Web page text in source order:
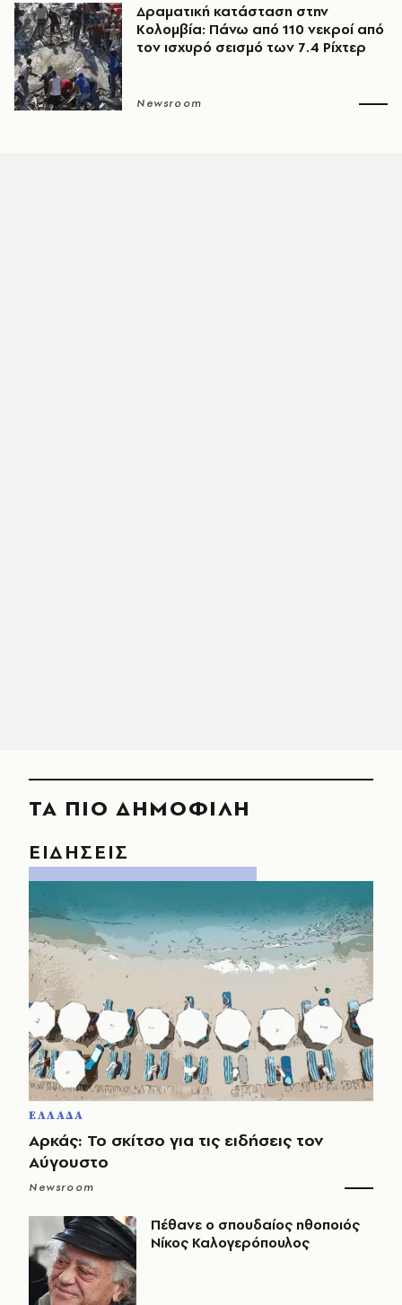
Δραματική κατάσταση στην
Κολομβία: Πάνω από 110 νεκροί από
τον ισχυρό σεισμό των 7.4 Ρίχτερ
Newsroom
ΤΑ ΠΙΟ ΔΗΜΟΦΙΛΗ
ΕΙΔΗΣΕΙΣ
ΕΛΛΑΔΑ
Αρκάς: Το σκίτσο για τις ειδήσεις τον
Αύγουστο
Newsroom
Πέθανε ο σπουδαίος ηθοποιός
Νίκος Καλογερόπουλος